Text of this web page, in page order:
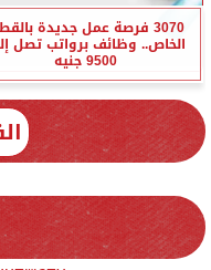
3070 فرصة عمل جديدة
الخاص.. وظائف برواتب تصل
9500 جنيه